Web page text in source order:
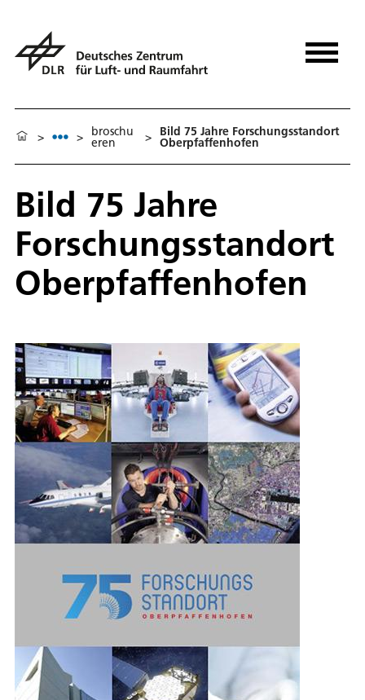
> > broschu
eren > Bild 75 Jahre Forschungsstandort
Oberpfaffenhofen
Bild 75 Jahre
Forschungsstandort
Oberpfaffenhofen